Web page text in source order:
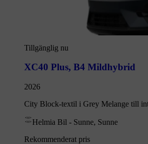
Tillgänglig nu
XC40 Plus, B4 Mildhybrid
2026
City Block-textil i Grey Melange till
Helmia Bil - Sunne, Sunne
Rekommenderat pris